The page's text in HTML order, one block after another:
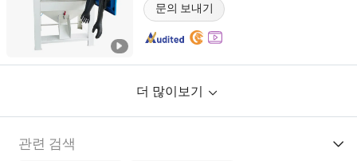
문의 보내기
더 많이보기
관련 검색